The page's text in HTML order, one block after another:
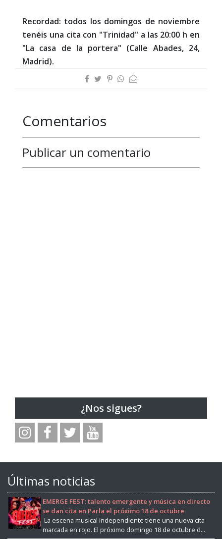
Recordad: todos los domingos de noviembre
tenéis una cita con "Trinidad" a las 20:00 h en
"La casa de la portera" (Calle Abades, 24,
Madrid).
Comentarios
Publicar un comentario
¿Nos sigues?
Últimas noticias
EMERGE FEST: talento emergente y música en directo
se dan cita en Parla el próximo 18 de octubre
La escena musical independiente tiene una nueva cita
marcada en rojo. El próximo domingo 18 de octubre d...